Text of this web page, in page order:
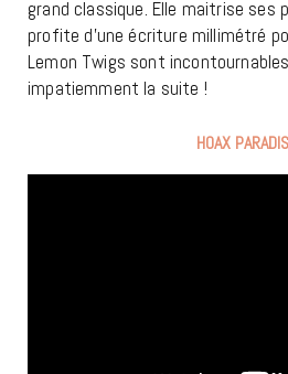
grand classique. Elle maitrise
profite d’une écriture millimétré
Lemon Twigs sont
impatiemment la suite !
HOAX